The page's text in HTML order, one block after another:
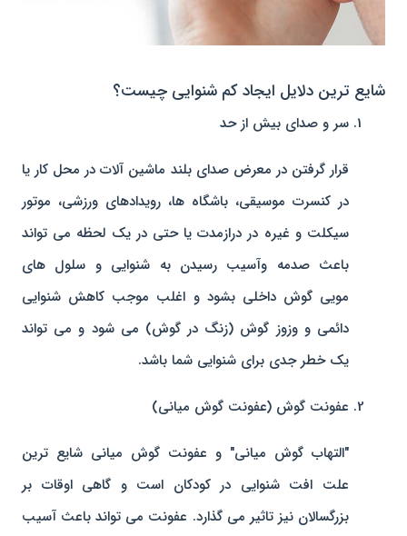
شایع ترین دلایل ایجاد کم شنوایی چیست؟
سر و صدای بیش از حد
قرار گرفتن در معرض صدای بلند ماشین آلات در محل کار یا
در کنسرت موسیقی، باشگاه ها، رویدادهای ورزشی، موتور
سیکلت و غیره در درازمدت یا حتی در یک لحظه می تواند
باعث صدمه وآسیب رسیدن به شنوایی و سلول های
مویی گوش داخلی بشود و اغلب موجب کاهش شنوایی
دائمی و وزوز گوش (زنگ در گوش) می شود و می تواند
یک خطر جدی برای شنوایی شما باشد.
عفونت گوش (عفونت گوش میانی)
"التهاب گوش میانی" و عفونت گوش میانی شایع ترین
علت افت شنوایی در کودکان است و گاهی اوقات بر
بزرگسالان نیز تاثیر می گذارد. عفونت می تواند باعث آسیب